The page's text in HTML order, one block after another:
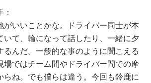
がいいことかな。ドライバー同士が本
いて、輪になって話したり、一緒に夕
るんだ。一般的な事のように聞こえる
場ではチーム間やドライバー間での摩
らね。でも僕らは違う。今回も鈴鹿に